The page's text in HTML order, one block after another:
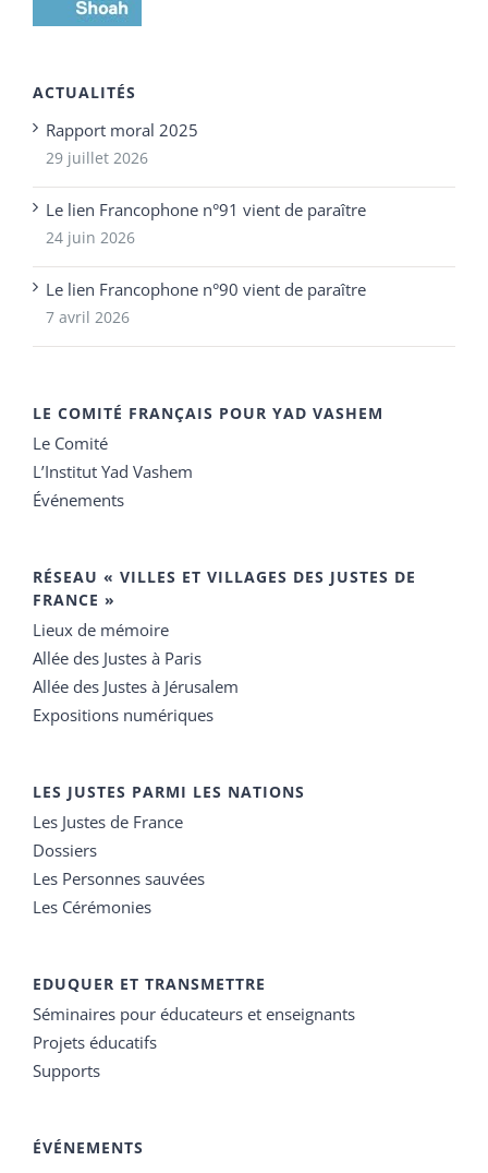
ACTUALITÉS
Rapport moral 2025
29 juillet 2026
Le lien Francophone n°91 vient de paraître
24 juin 2026
Le lien Francophone n°90 vient de paraître
7 avril 2026
LE COMITÉ FRANÇAIS POUR YAD VASHEM
Le Comité
L’Institut Yad Vashem
Événements
RÉSEAU « VILLES ET VILLAGES DES JUSTES DE
FRANCE »
Lieux de mémoire
Allée des Justes à Paris
Allée des Justes à Jérusalem
Expositions numériques
LES JUSTES PARMI LES NATIONS
Les Justes de France
Dossiers
Les Personnes sauvées
Les Cérémonies
EDUQUER ET TRANSMETTRE
Séminaires pour éducateurs et enseignants
Projets éducatifs
Supports
ÉVÉNEMENTS